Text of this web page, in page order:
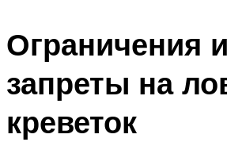
Ограничения и
запреты на
креветок